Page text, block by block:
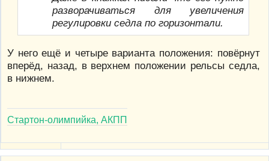
разворачиваться для увеличения
регулировки седла по горизонтали.
У него ещё и четыре варианта положения: повёрнут
вперёд, назад, в верхнем положении рельсы седла,
в нижнем.
Стартон-олимпийка, АКПП